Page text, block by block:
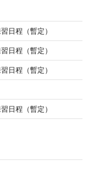
日程（暫定）
日程（暫定）
日程（暫定）
日程（暫定）